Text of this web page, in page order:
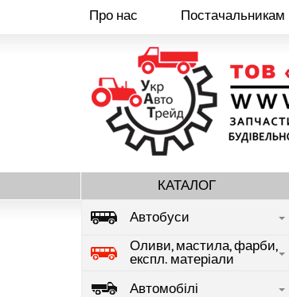
КАТАЛОГ
Про нас Постачальникам
Автобуси
Оливи, мастила, фарби,
експл. матеріали
Автомобілі